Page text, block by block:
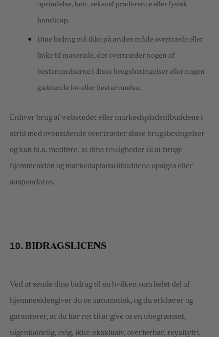
oprindelse, køn, seksuel præference eller fysisk
handicap.
Dine bidrag må ikke på anden måde overtræde eller
linke til materiale, der overtræder nogen af
bestemmelserne i disse brugsbetingelser eller nogen
gældende lov eller bestemmelse.
Enhver brug af webstedet eller markedspladstilbuddene i
strid med ovenstående overtræder disse brugsbetingelser
og kan bl.a. medføre, at dine rettigheder til at bruge
hjemmesiden og markedspladstilbuddene opsiges eller
suspenderes.
10. BIDRAGSLICENS
Ved at sende dine bidrag til en hvilken som helst del af
hjemmesidengiver du os automatisk, og du erklærer og
garanterer, at du har ret til at give os en ubegrænset,
uigenkaldelig, evig, ikke-eksklusiv, overførbar, royaltyfri,